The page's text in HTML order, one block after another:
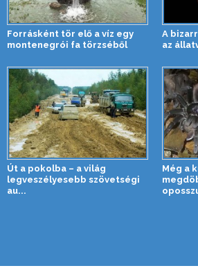
Forrásként tör elő a víz egy
montenegrói fa törzséből
A
az
Út a pokolba – a világ
legveszélyesebb szövetségi
au...
Még a